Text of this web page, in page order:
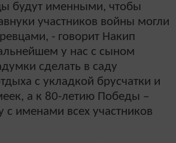
именными, чтобы
участников войны могли
- говорит Накип
у нас с сыном
сделать в саду
с укладкой брусчатки и
а к 80-летию Победы –
с именами всех участников